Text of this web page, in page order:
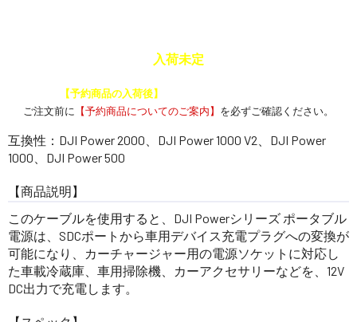
入荷未定
【予約商品の入荷後】
ご注文前に
【予約商品についてのご案内】 を必ずご確認ください。
互換性：DJI Power 2000、DJI Power 1000 V2、DJI Power
1000、DJI Power 500
【商品説明】
このケーブルを使用すると、DJI Powerシリーズ ポータブル
電源は、SDCポートから車用デバイス充電プラグへの変換が
可能になり、カーチャージャー用の電源ソケットに対応し
た車載冷蔵庫、車用掃除機、カーアクセサリーなどを、12V
DC出力で充電します。